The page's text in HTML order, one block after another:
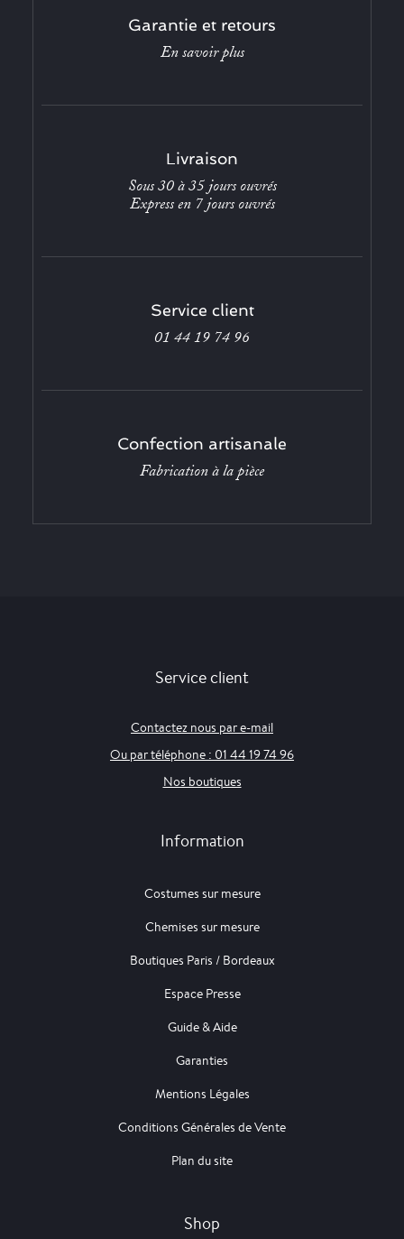
Garantie et retours
En savoir plus
Livraison
Sous 30 à 35 jours ouvrés
Express en 7 jours ouvrés
Service client
01 44 19 74 96
Confection artisanale
Fabrication à la pièce
Service client
Contactez nous par e-mail
Ou par téléphone : 01 44 19 74 96
Nos boutiques
Information
Costumes sur mesure
Chemises sur mesure
Boutiques Paris / Bordeaux
Espace Presse
Guide & Aide
Garanties
Mentions Légales
Conditions Générales de Vente
Plan du site
Shop